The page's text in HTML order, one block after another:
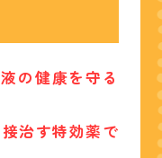
の健康を守る
治す特効薬で